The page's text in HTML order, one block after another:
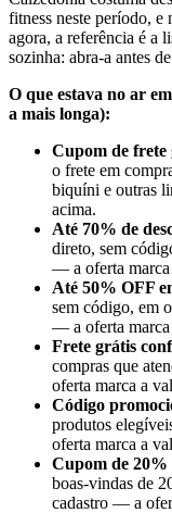
fitness neste período, e
agora, a referência é a
sozinha: abra-a antes
O que estava no ar
a mais longa):
Cupom de frete
o frete em
biquíni e outras
acima.
Até 70% de
direto, sem
— a oferta marca
Até 50% OFF
sem código, em
— a oferta marca
Frete grátis
compras que
oferta marca a
Código
produtos
oferta marca a
Cupom de
boas-vindas de
cadastro — a